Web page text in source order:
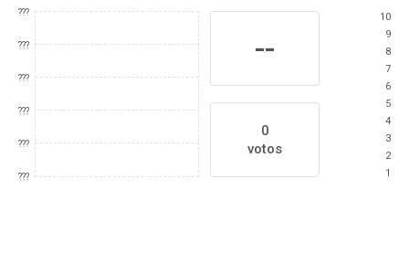
???
???
???
???
???
???
--
0
votos
10
9
8
7
6
5
4
3
2
1